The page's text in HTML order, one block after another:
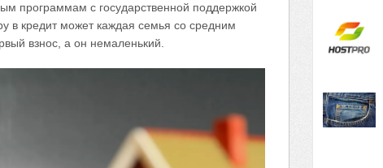
программам с государственной поддержкой
в кредит может каждая семья со средним
взнос, а он немаленький.